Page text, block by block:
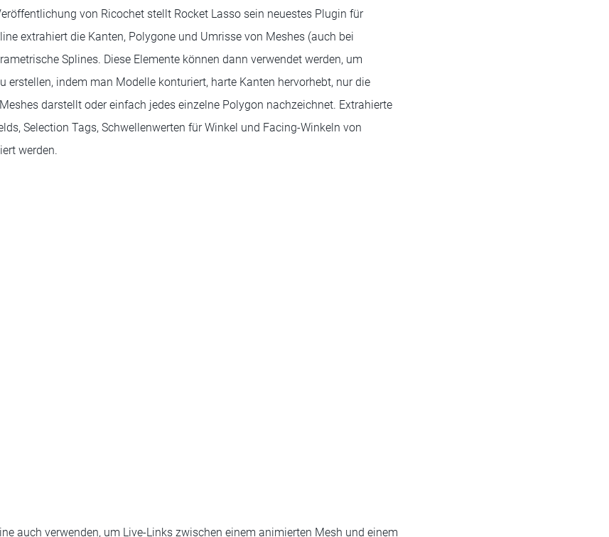
von Ricochet stellt Rocket Lasso sein neuestes Plugin für
extrahiert die Kanten, Polygone und Umrisse von Meshes (auch bei
Splines. Diese Elemente können dann verwendet werden, um
erstellen, indem man Modelle konturiert, harte Kanten hervorhebt, nur die
darstellt oder einfach jedes einzelne Polygon nachzeichnet. Extrahierte
Selection Tags, Schwellenwerten für Winkel und Facing-Winkeln von
werden.
auch verwenden, um Live-Links zwischen einem animierten Mesh und einem